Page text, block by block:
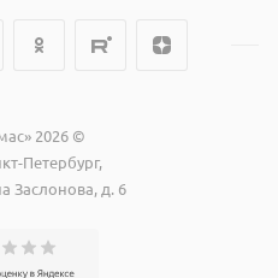
2026 ©
Петербург,
Заслонова, д. 6